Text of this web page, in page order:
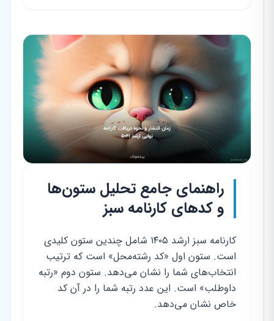
راهنمای جامع تحلیل ستون‌ها
و کدهای کارنامه سبز
کارنامه سبز ارشد ۱۴۰۵ شامل چندین ستون کلیدی
است. ستون اول «کد رشته‌محل» است که ترتیب
انتخاب‌های شما را نشان می‌دهد. ستون دوم «رتبه
داوطلب» است. این عدد رتبه شما را در آن کد
خاص نشان می‌دهد.